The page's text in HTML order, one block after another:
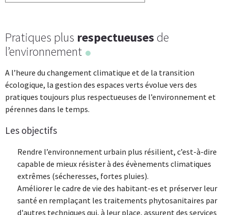
Pratiques plus respectueuses de
l’environnement
A l’heure du changement climatique et de la transition
écologique, la gestion des espaces verts évolue vers des
pratiques toujours plus respectueuses de l’environnement et
pérennes dans le temps.
Les objectifs
Rendre l’environnement urbain plus résilient, c’est-à-dire
capable de mieux résister à des évènements climatiques
extrêmes (sécheresses, fortes pluies).
Améliorer le cadre de vie des habitant-es et préserver leur
santé en remplaçant les traitements phytosanitaires par
d'autres techniques qui, à leur place, assurent des services